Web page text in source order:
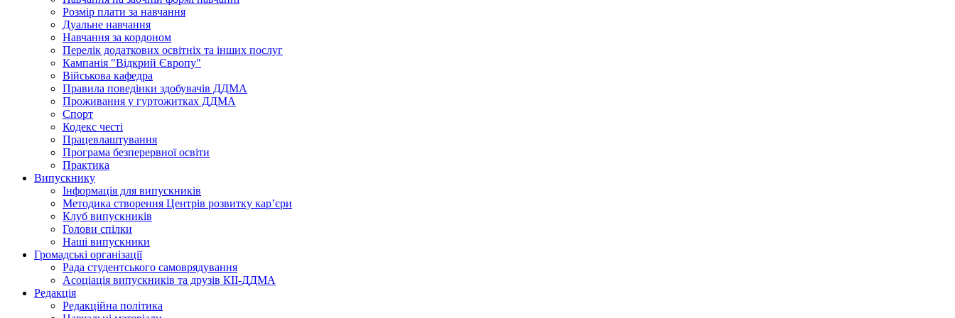
Розмір плати за навчання
Дуальне навчання
Навчання за кордоном
Перелік додаткових освітніх та інших послуг
Кампанія "Відкрий Європу"
Військова кафедра
Правила поведінки здобувачів ДДМА
Проживання у гуртожитках ДДМА
Спорт
Кодекс честі
Працевлаштування
Програма безперервної освіти
Практика
Випускнику
Інформація для випускників
Методика створення Центрів розвитку кар’єри
Клуб випускників
Голови спілки
Наші випускники
Громадські організації
Рада студентського самоврядування
Асоціація випускників та друзів КІІ-ДДМА
Редакція
Редакційна політика